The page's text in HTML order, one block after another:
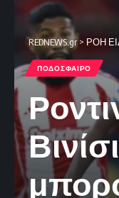
REDNEWS.gr > ΡΟΗ
ΠΟΔΟΣΦΑΙΡΟ